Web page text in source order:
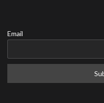
Email